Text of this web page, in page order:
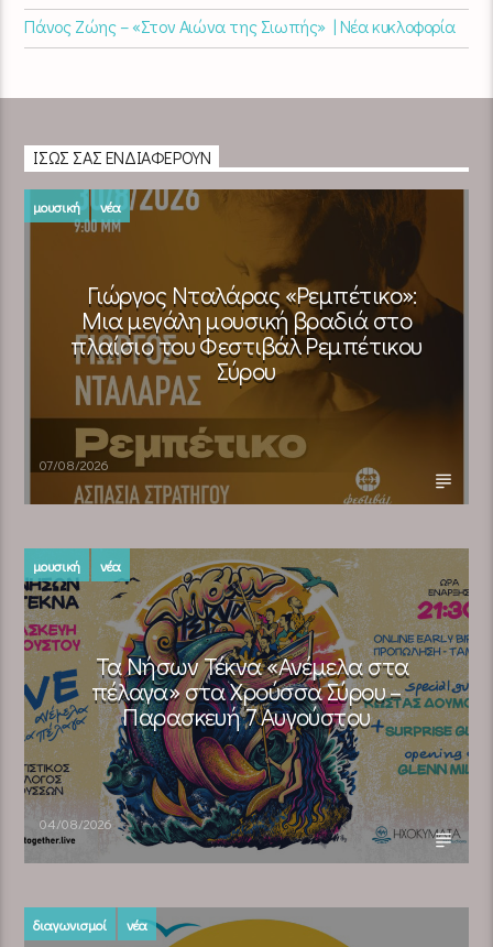
Πάνος Ζώης – «Στον Αιώνα της Σιωπής» | Νέα κυκλοφορία
ΊΣΩΣ ΣΑΣ ΕΝΔΙΑΦΈΡΟΥΝ
μουσική νέα
Γιώργος Νταλάρας «Ρεμπέτικο»:
Μια μεγάλη μουσική βραδιά στο
πλαίσιο του Φεστιβάλ Ρεμπέτικου
Σύρου
07/08/2026
μουσική νέα
Τα Νήσων Τέκνα «Ανέμελα στα
πέλαγα» στα Χρούσσα Σύρου –
Παρασκευή 7 Αυγούστου
04/08/2026
διαγωνισμοί νέα